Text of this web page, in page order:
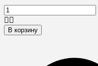
В корзину